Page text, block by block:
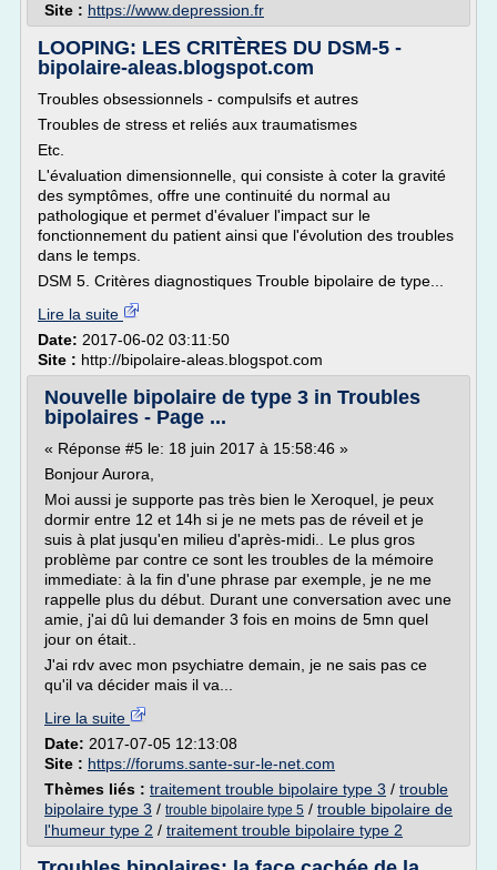
Site : https://www.depression.fr
LOOPING: LES CRITÈRES DU DSM-5 -
bipolaire-aleas.blogspot.com
Troubles obsessionnels - compulsifs et autres
Troubles de stress et reliés aux traumatismes
Etc.
L'évaluation dimensionnelle, qui consiste à coter la gravité
des symptômes, offre une continuité du normal au
pathologique et permet d'évaluer l'impact sur le
fonctionnement du patient ainsi que l'évolution des troubles
dans le temps.
DSM 5. Critères diagnostiques Trouble bipolaire de type...
Lire la suite
Date: 2017-06-02 03:11:50
Site : http://bipolaire-aleas.blogspot.com
Nouvelle bipolaire de type 3 in Troubles
bipolaires - Page ...
« Réponse #5 le: 18 juin 2017 à 15:58:46 »
Bonjour Aurora,
Moi aussi je supporte pas très bien le Xeroquel, je peux
dormir entre 12 et 14h si je ne mets pas de réveil et je
suis à plat jusqu'en milieu d'après-midi.. Le plus gros
problème par contre ce sont les troubles de la mémoire
immediate: à la fin d'une phrase par exemple, je ne me
rappelle plus du début. Durant une conversation avec une
amie, j'ai dû lui demander 3 fois en moins de 5mn quel
jour on était..
J'ai rdv avec mon psychiatre demain, je ne sais pas ce
qu'il va décider mais il va...
Lire la suite
Date: 2017-07-05 12:13:08
Site : https://forums.sante-sur-le-net.com
Thèmes liés : traitement trouble bipolaire type 3 / trouble
bipolaire type 3 / trouble bipolaire type 5 / trouble bipolaire de
l'humeur type 2 / traitement trouble bipolaire type 2